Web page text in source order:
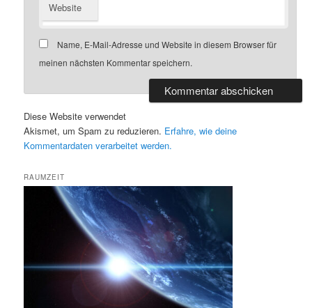
Website
Name, E-Mail-Adresse und Website in diesem Browser für
meinen nächsten Kommentar speichern.
Diese Website verwendet
Akismet, um Spam zu reduzieren. Erfahre, wie deine
Kommentardaten verarbeitet werden.
RAUMZEIT